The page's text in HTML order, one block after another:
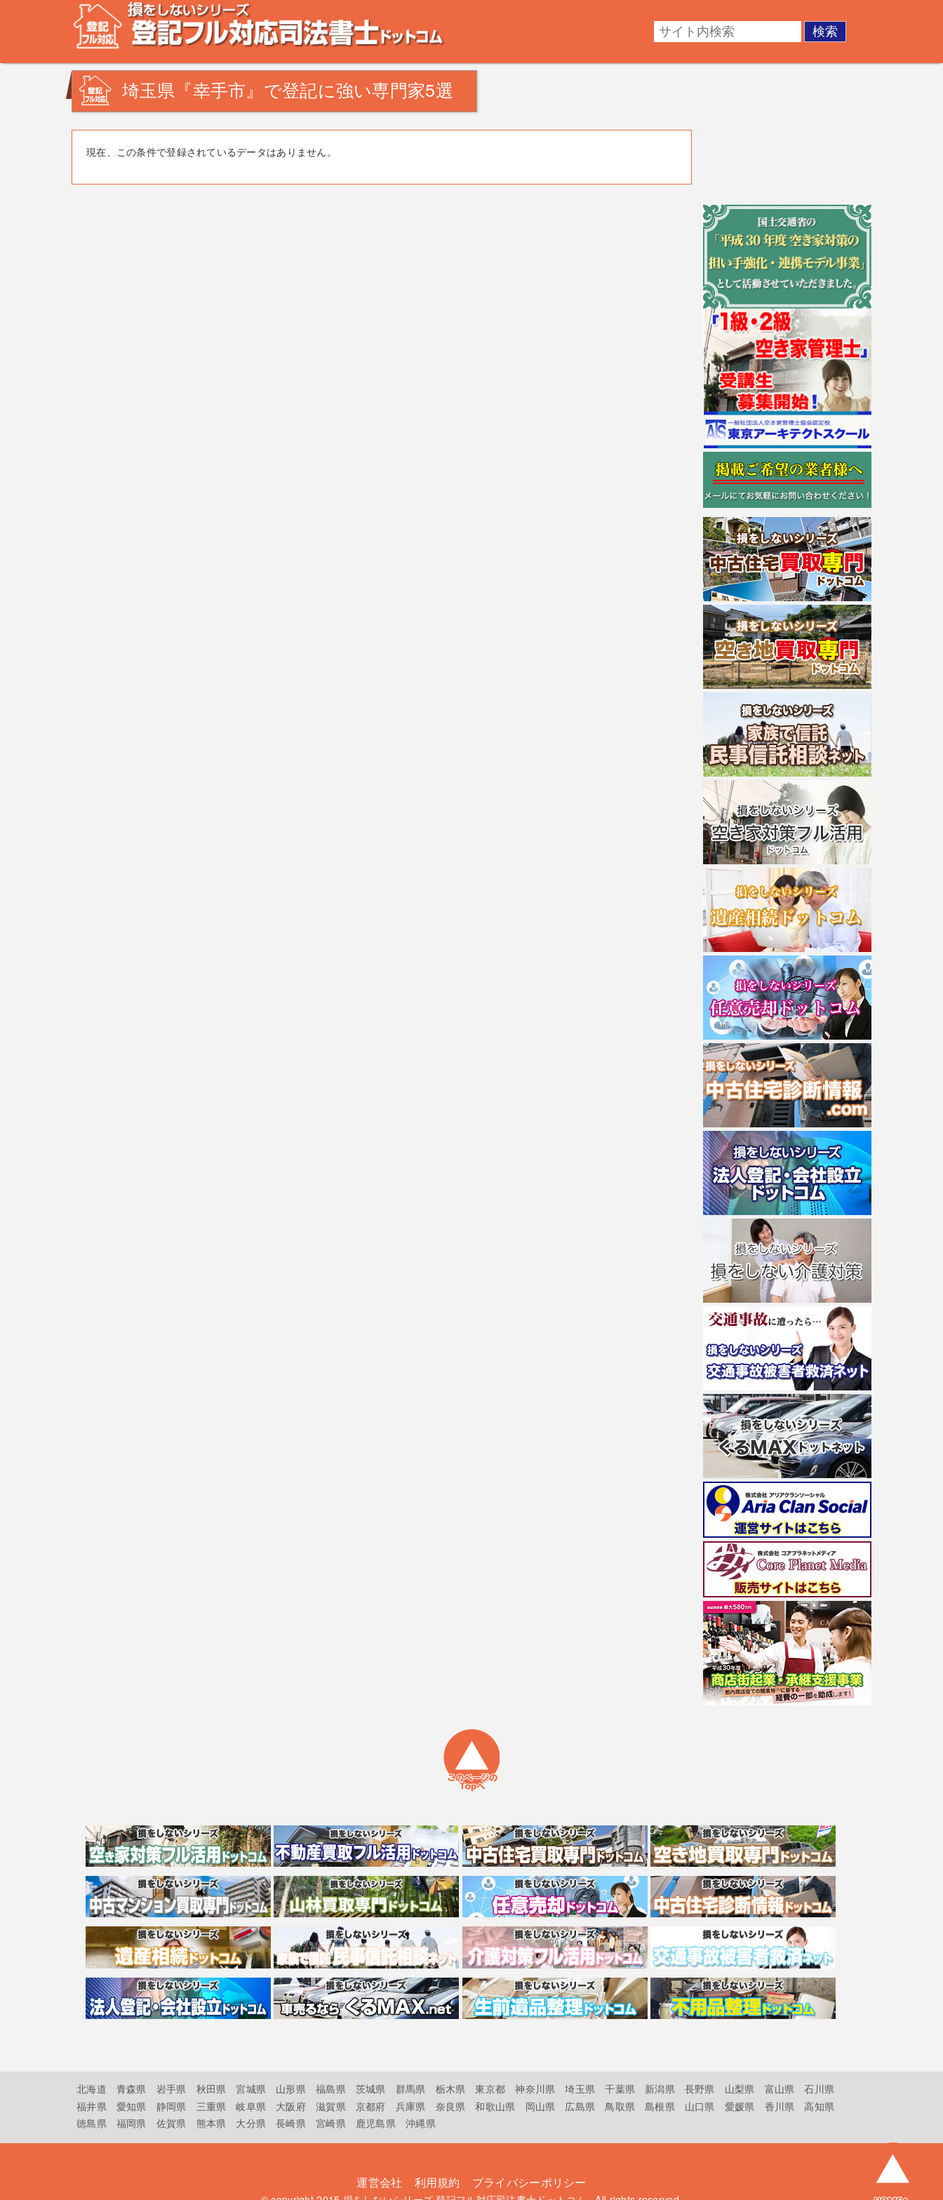
不動産登記の相談なら、登記フル対応司法書士ドットコム。田舎の空き家・空き地の対策でお悩みの方。相続登記・不動産の処分・遺産分割・成年後見。不動産の調査・測量・登記など。あなたの悩
みを司法書士・土地家屋調査士が解決致します！
埼玉県『幸手市』で登記に強い専門家5選
現在、この条件で登録されているデータはありません。
北海道 青森県 岩手県 秋田県 宮城県 山形県 福島県 茨城県 群馬県 栃木県 東京都 神奈川県 埼玉県 千葉県 新潟県 長野県 山梨県 富山県
石川県
福井県
愛知県 静岡県 三重県 岐阜県 大阪府 滋賀県 京都府 兵庫県 奈良県 和歌山県 岡山県 広島県 鳥取県 島根県 山口県 愛媛県 香川県
高知県
徳島県
福岡県 佐賀県 熊本県 大分県 長崎県 宮崎県 鹿児島県 沖縄県
運営会社 利用規約 プライバシーポリシー